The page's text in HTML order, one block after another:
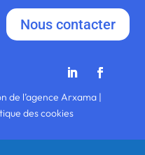
Nous contacter
de l’agence Arxama |
des cookies